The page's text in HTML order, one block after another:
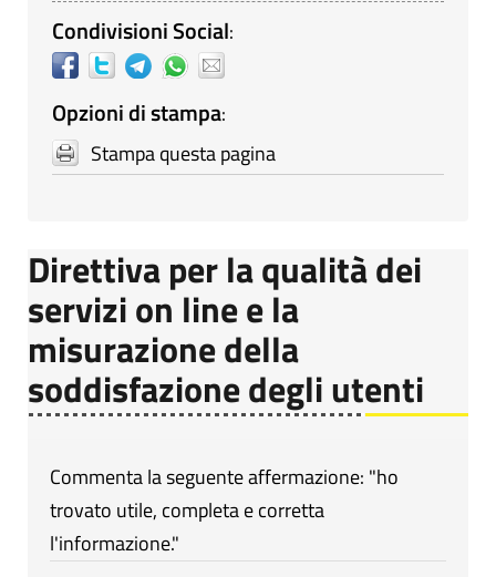
Condivisioni Social:
Opzioni di stampa:
Stampa questa pagina
Direttiva per la qualità dei
servizi on line e la
misurazione della
soddisfazione degli utenti
Commenta la seguente affermazione: "ho
trovato utile, completa e corretta
l'informazione."